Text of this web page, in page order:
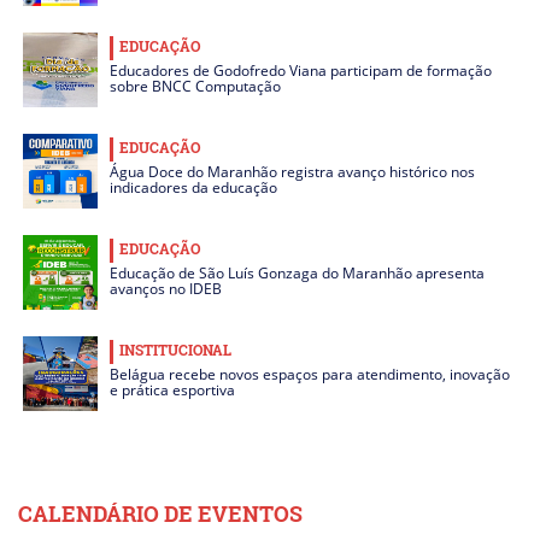
EDUCAÇÃO
Educadores de Godofredo Viana participam de formação
sobre BNCC Computação
EDUCAÇÃO
Água Doce do Maranhão registra avanço histórico nos
indicadores da educação
EDUCAÇÃO
Educação de São Luís Gonzaga do Maranhão apresenta
avanços no IDEB
INSTITUCIONAL
Belágua recebe novos espaços para atendimento, inovação
e prática esportiva
CALENDÁRIO DE EVENTOS